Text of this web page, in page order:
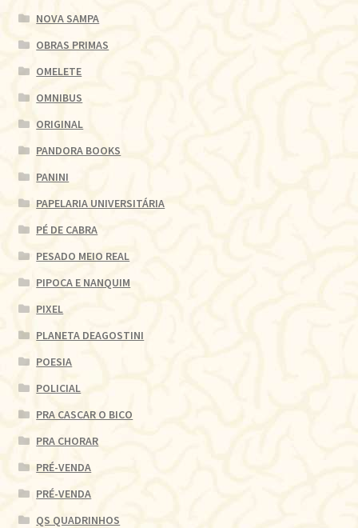
NOVA SAMPA
OBRAS PRIMAS
OMELETE
OMNIBUS
ORIGINAL
PANDORA BOOKS
PANINI
PAPELARIA UNIVERSITÁRIA
PÉ DE CABRA
PESADO MEIO REAL
PIPOCA E NANQUIM
PIXEL
PLANETA DEAGOSTINI
POESIA
POLICIAL
PRA CASCAR O BICO
PRA CHORAR
PRÉ-VENDA
PRÉ-VENDA
QS QUADRINHOS